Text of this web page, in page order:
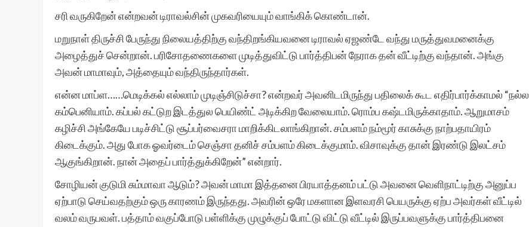
சரி வருகிறேன் என்றவன் டிராவல்சின் முகவரியையும் வாங்கிக் கொண்டான்.
மறுநாள் திருச்சி பேருந்து நிலையத்திற்கு வந்திறங்கியவனை டிராவல் ஏஜண்டே வந்து மருத்துவமனைக்கு
அழைத்துச் சென்றான். பரிசோதணைகளை முடித்துவிட்டு பார்த்திபன் நேராக தன் வீட்டிற்கு வந்தான். அங்கு
அவன் மாமாவும், அத்தையும் வந்திருந்தார்கள்.
என்ன மாப்ள……மெடிக்கல் எல்லாம் முடிஞ்சிடுச்சா? என்றவர் அவனிடமிருந்து பதிலைக் கூட எதிர்பார்க்காமல் “நல்ல
கம்பெனியாம். கப்பல் கட்டுற இடத்துல பெயிண்ட் அடிக்கிற வேலையாம். ரொம்ப கஷ்டமிருக்காதாம். ஆறுமாசம்
கழிச்சி அங்கேயே படிச்சிட்டு சூப்பர்வைசரா மாறிக்கிடலாங்கிறான். சம்பளம் நம்மூர் காசுக்கு நாற்பதாயிரம்
கிடைக்கும். அது போக ஓவர்டைம் செஞ்சா தனிச் சம்பளம் கிடைக்குமாம். விசாவுக்கு தான் இரண்டு இலட்சம்
ஆகுங்கிறான். நான் அதைப் பார்த்துக்கிறேன்” என்றார்.
சோழியன் குடுமி சும்மாவா ஆடும்? அவன் மாமா இத்தனை பிரயாத்தனம் பட்டு அவனை வெளிநாட்டிற்கு அனுப்ப
ஏற்பாடு செய்வதற்கும் ஒரு காரணம் இருந்தது. அவரின் ஒரே மகளான இளவரசி பெயருக்கு ஏற்ப அவர்கள் வீட்டில்
வலம் வருபவள். பத்தாம் வகுப்போடு பள்ளிக்கு முழுக்குப் போட்டு விட்டு வீட்டில் இருப்பவளுக்கு பார்த்திபனை